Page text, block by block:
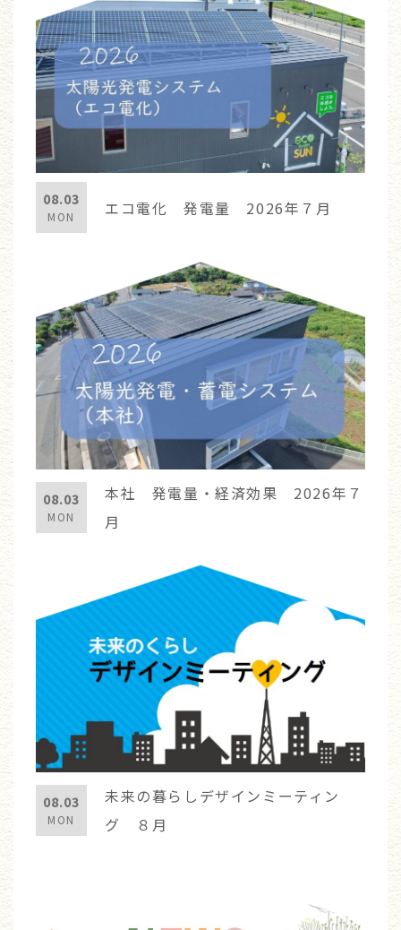
08.03
MON エコ電化 発電量 2026年７月
08.03
MON
本社 発電量・経済効果 2026年７
月
08.03
MON
未来の暮らしデザインミーティン
グ ８月